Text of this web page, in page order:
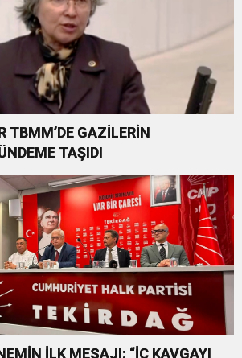
TBMM’DE GAZİLERİN
TAŞIDI
İLK MESAJI: “İÇ KAVGAYI